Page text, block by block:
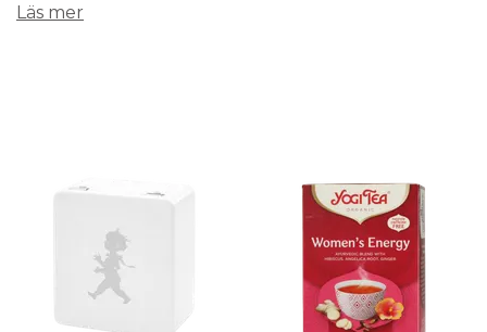
vind je kwaliteits-thee van verschillende merken, zoals Arvid Nordquist.
Läs mer